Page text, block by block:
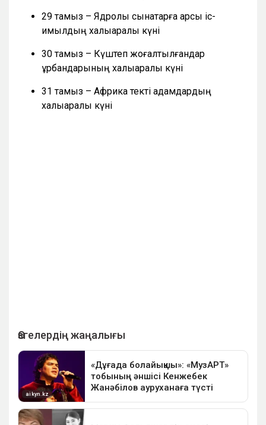
29 тамыз – Ядролық сынақтарға қарсы іс-
қимылдың халықаралық күні
30 тамыз – Күштеп жоғалтылғандар
құрбандарының халықаралық күні
31 тамыз – Африка текті адамдардың
халықаралық күні